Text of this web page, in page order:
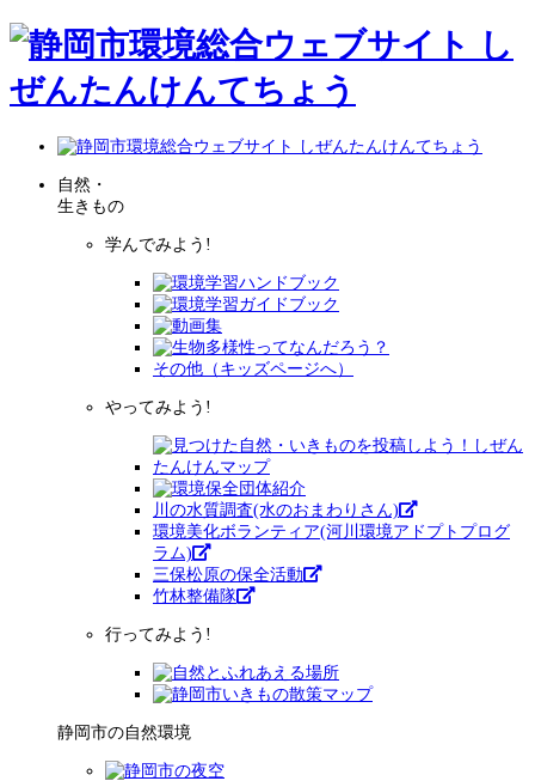
自然・
生きもの
学んでみよう!
その他（キッズページへ）
やってみよう!
川の水質調査(水のおまわりさん)
環境美化ボランティア(河川環境アドプトプログ
ラム)
三保松原の保全活動
竹林整備隊
行ってみよう!
静岡市の自然環境